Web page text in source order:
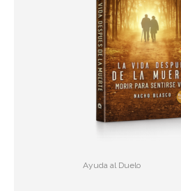
Ayuda al Duelo